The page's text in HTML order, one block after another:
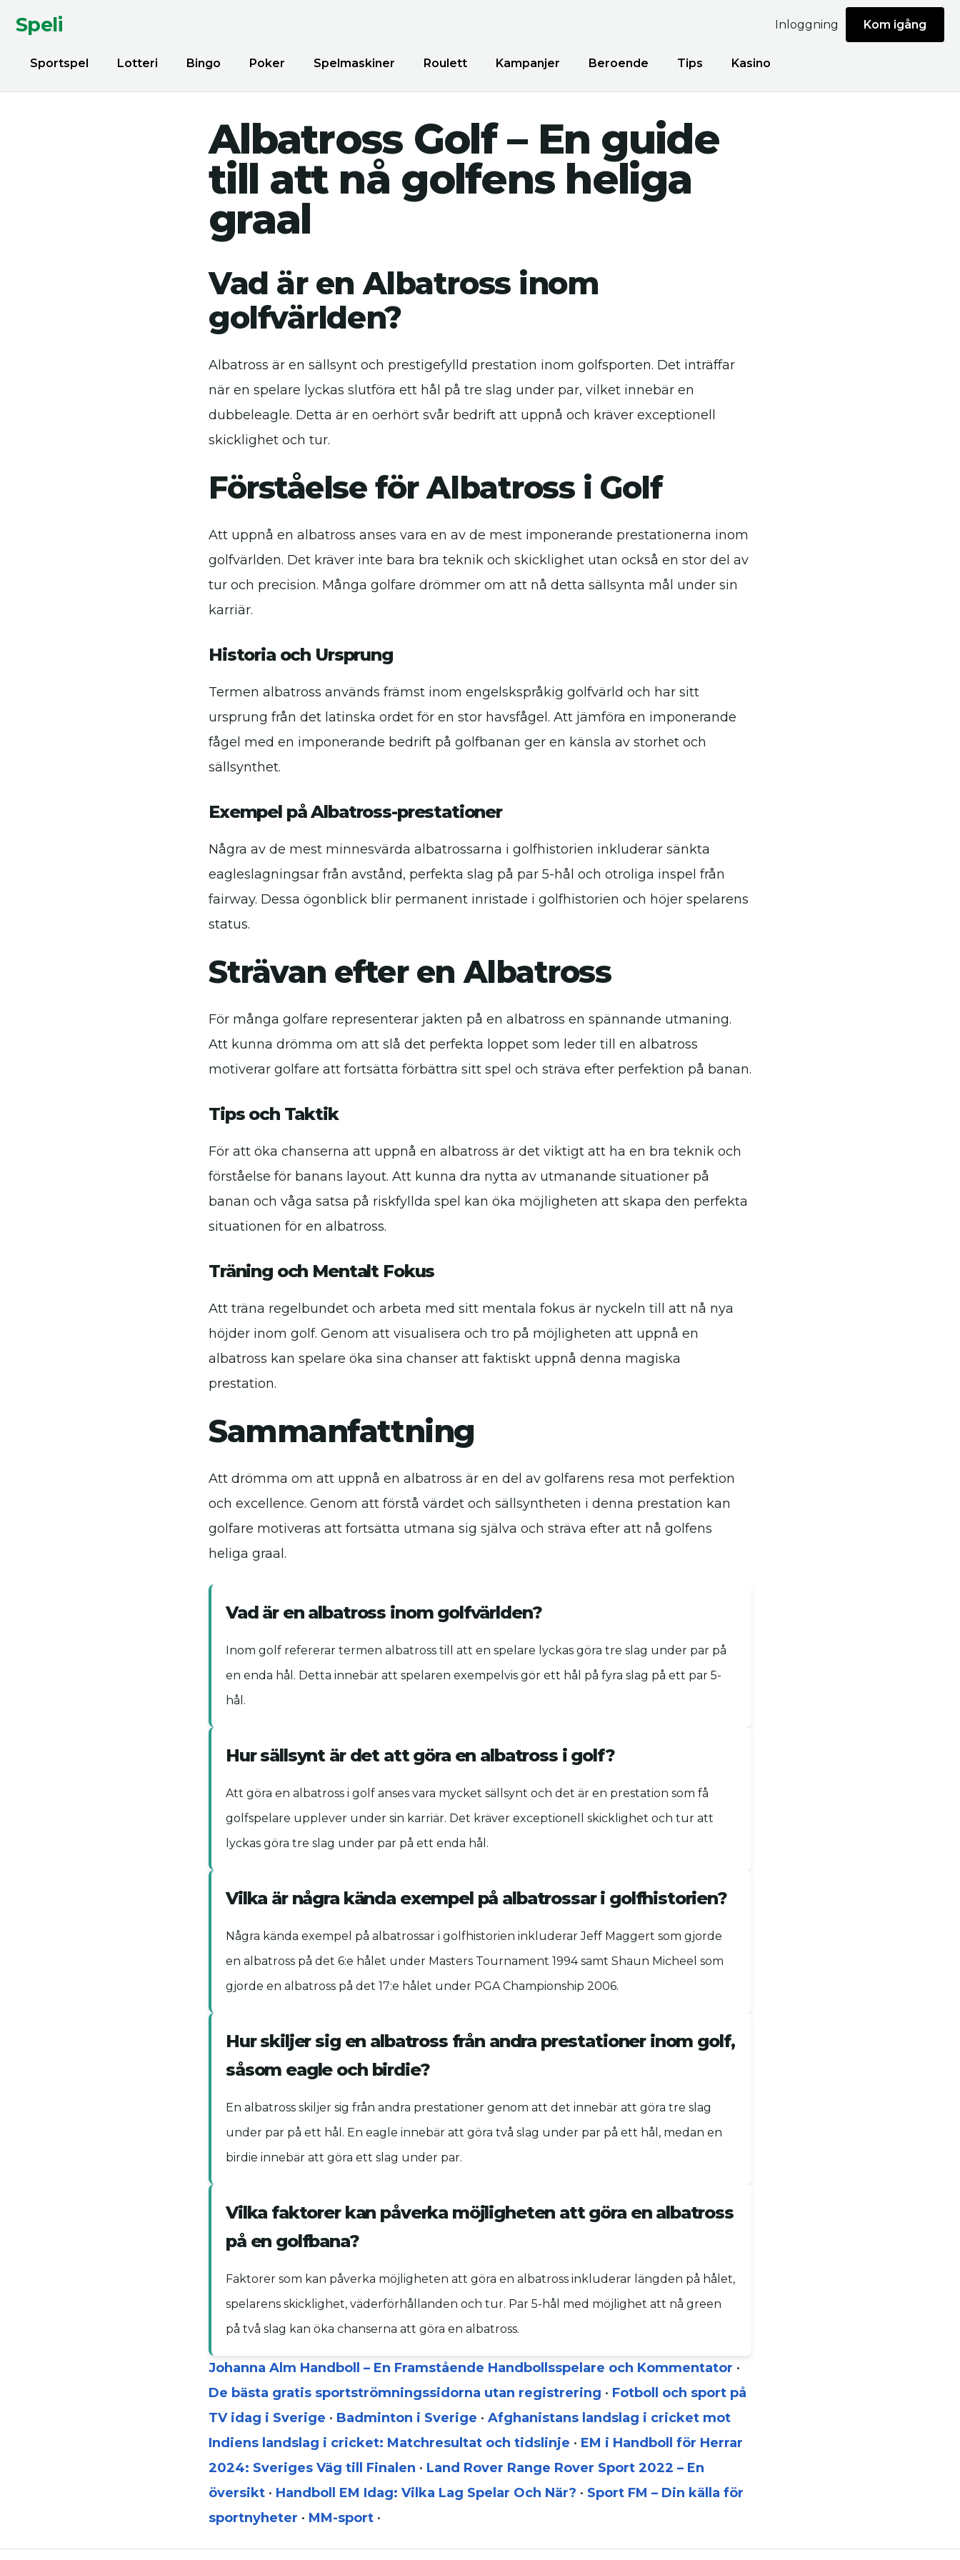
Speli
Sportspel Lotteri Bingo Poker Spelmaskiner Roulett Kampanjer Beroende Tips Kasino
Inloggning Kom igång
Albatross Golf – En guide
till att nå golfens heliga
graal
Vad är en Albatross inom
golfvärlden?
Albatross är en sällsynt och prestigefylld prestation inom golfsporten. Det inträffar
när en spelare lyckas slutföra ett hål på tre slag under par, vilket innebär en
dubbeleagle. Detta är en oerhört svår bedrift att uppnå och kräver exceptionell
skicklighet och tur.
Förståelse för Albatross i Golf
Att uppnå en albatross anses vara en av de mest imponerande prestationerna inom
golfvärlden. Det kräver inte bara bra teknik och skicklighet utan också en stor del av
tur och precision. Många golfare drömmer om att nå detta sällsynta mål under sin
karriär.
Historia och Ursprung
Termen albatross används främst inom engelskspråkig golfvärld och har sitt
ursprung från det latinska ordet för en stor havsfågel. Att jämföra en imponerande
fågel med en imponerande bedrift på golfbanan ger en känsla av storhet och
sällsynthet.
Exempel på Albatross-prestationer
Några av de mest minnesvärda albatrossarna i golfhistorien inkluderar sänkta
eagleslagningsar från avstånd, perfekta slag på par 5-hål och otroliga inspel från
fairway. Dessa ögonblick blir permanent inristade i golfhistorien och höjer spelarens
status.
Strävan efter en Albatross
För många golfare representerar jakten på en albatross en spännande utmaning.
Att kunna drömma om att slå det perfekta loppet som leder till en albatross
motiverar golfare att fortsätta förbättra sitt spel och sträva efter perfektion på banan.
Tips och Taktik
För att öka chanserna att uppnå en albatross är det viktigt att ha en bra teknik och
förståelse för banans layout. Att kunna dra nytta av utmanande situationer på
banan och våga satsa på riskfyllda spel kan öka möjligheten att skapa den perfekta
situationen för en albatross.
Träning och Mentalt Fokus
Att träna regelbundet och arbeta med sitt mentala fokus är nyckeln till att nå nya
höjder inom golf. Genom att visualisera och tro på möjligheten att uppnå en
albatross kan spelare öka sina chanser att faktiskt uppnå denna magiska
prestation.
Sammanfattning
Att drömma om att uppnå en albatross är en del av golfarens resa mot perfektion
och excellence. Genom att förstå värdet och sällsyntheten i denna prestation kan
golfare motiveras att fortsätta utmana sig själva och sträva efter att nå golfens
heliga graal.
Vad är en albatross inom golfvärlden?
Inom golf refererar termen albatross till att en spelare lyckas göra tre slag under par på
en enda hål. Detta innebär att spelaren exempelvis gör ett hål på fyra slag på ett par 5-
hål.
Hur sällsynt är det att göra en albatross i golf?
Att göra en albatross i golf anses vara mycket sällsynt och det är en prestation som få
golfspelare upplever under sin karriär. Det kräver exceptionell skicklighet och tur att
lyckas göra tre slag under par på ett enda hål.
Vilka är några kända exempel på albatrossar i golfhistorien?
Några kända exempel på albatrossar i golfhistorien inkluderar Jeff Maggert som gjorde
en albatross på det 6:e hålet under Masters Tournament 1994 samt Shaun Micheel som
gjorde en albatross på det 17:e hålet under PGA Championship 2006.
Hur skiljer sig en albatross från andra prestationer inom golf,
såsom eagle och birdie?
En albatross skiljer sig från andra prestationer genom att det innebär att göra tre slag
under par på ett hål. En eagle innebär att göra två slag under par på ett hål, medan en
birdie innebär att göra ett slag under par.
Vilka faktorer kan påverka möjligheten att göra en albatross
på en golfbana?
Faktorer som kan påverka möjligheten att göra en albatross inkluderar längden på hålet,
spelarens skicklighet, väderförhållanden och tur. Par 5-hål med möjlighet att nå green
på två slag kan öka chanserna att göra en albatross.
Johanna Alm Handboll – En Framstående Handbollsspelare och Kommentator •
De bästa gratis sportströmningssidorna utan registrering • Fotboll och sport på
TV idag i Sverige • Badminton i Sverige • Afghanistans landslag i cricket mot
Indiens landslag i cricket: Matchresultat och tidslinje • EM i Handboll för Herrar
2024: Sveriges Väg till Finalen • Land Rover Range Rover Sport 2022 – En
översikt • Handboll EM Idag: Vilka Lag Spelar Och När? • Sport FM – Din källa för
sportnyheter • MM-sport •